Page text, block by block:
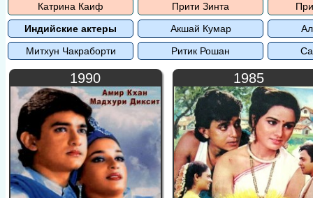
Катрина Каиф
Прити Зинта
Индийские актеры
Акшай Кумар
Митхун Чакраборти
Ритик Рошан
1990 1985